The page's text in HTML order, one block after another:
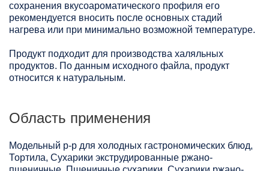
сохранения вкусоароматического профиля его
рекомендуется вносить после основных стадий
нагрева или при минимально возможной температуре.
Продукт подходит для производства халяльных
продуктов. По данным исходного файла, продукт
относится к натуральным.
Область применения
Модельный р-р для холодных гастрономических блюд,
Тортила, Сухарики экструдированные ржано-